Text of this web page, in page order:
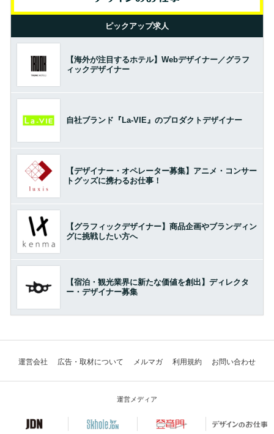
ピックアップ求人
【海外が注目するホテル】Webデザイナー／グラフ
ィックデザイナー
自社ブランド『La-VIE』のプロダクトデザイナー
【デザイナー・オペレーター募集】アニメ・コンサー
トグッズに携わるお仕事！
【グラフィックデザイナー】商品企画やブランディン
グに挑戦したい方へ
【宿泊・観光業界に新たな価値を創出】ディレクタ
ー・デザイナー募集
運営会社 広告・取材について メルマガ 利用規約 お問い合わせ
運営メディア